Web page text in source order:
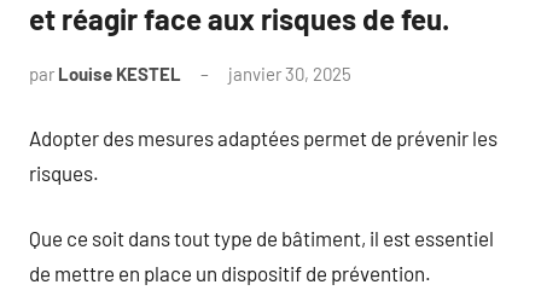
et réagir face aux risques de feu.
par Louise KESTEL janvier 30, 2025
Adopter des mesures adaptées permet de prévenir les
risques.
Que ce soit dans tout type de bâtiment, il est essentiel
de mettre en place un dispositif de prévention.